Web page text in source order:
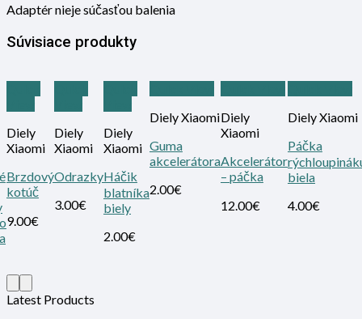
Adaptér nieje súčasťou balenia
Súvisiace produkty
Diely
Xiaomi
Brzdový
kotúč
9.00€
Diely
Xiaomi
Odrazky
3.00€
Diely
Xiaomi
Háčik
blatníka
biely
2.00€
Diely Xiaomi
Guma
akcelerátora
2.00€
Diely
Xiaomi
Akcelerátor
– páčka
12.00€
Diely Xiaomi
Páčka
biela
4.00€
Latest Products